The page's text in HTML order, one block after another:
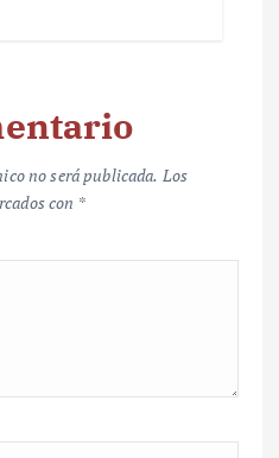
no será publicada. Los
con *